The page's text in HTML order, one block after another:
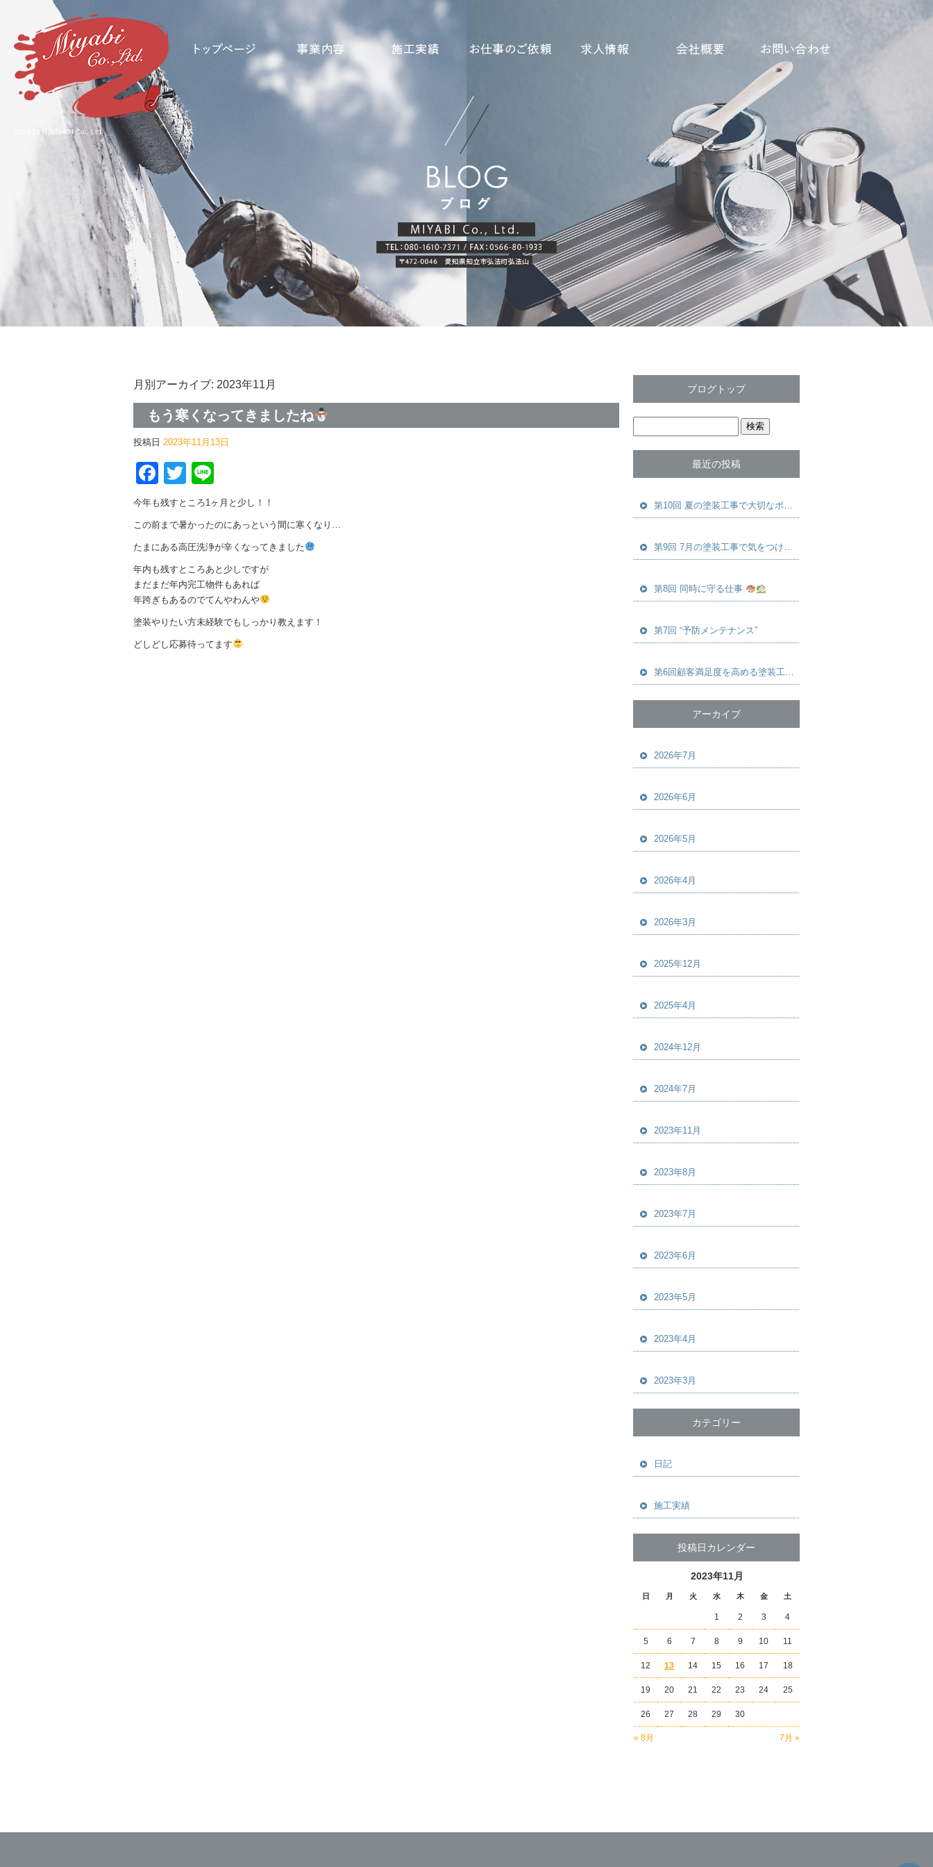
2023 11月|MIYABI Co., Ltd.
月別アーカイブ: 2023年11月
もう寒くなってきましたね
投稿日 2023年11月13日
Facebook
Twitter
今年も残すところ1ヶ月と少し！！
この前まで暑かったのにあっという間に寒くなり…
たまにある高圧洗浄が辛くなってきました
年内も残すところあと少しですが
まだまだ年内完工物件もあれば
年跨ぎもあるのでてんやわんや
塗装やりたい方未経験でもしっかり教えます！
どしどし応募待ってます
ブログトップ
最近の投稿
第10回 夏の塗装工事で大切なポイントとメンテナンス
第9回 7月の塗装工事で気をつけたいポイント
第8回 同時に守る仕事
第7回 “予防メンテナンス”
第6回顧客満足度を高める塗装工事のヒアリングとは？ 本当に喜ばれる提案のつくり方
アーカイブ
2026年7月
2026年6月
2026年5月
2026年4月
2026年3月
2025年12月
2025年4月
2024年12月
2024年7月
2023年11月
2023年8月
2023年7月
2023年6月
2023年5月
2023年4月
2023年3月
カテゴリー
日記
施工実績
投稿日カレンダー
2023年11月
日 月 火 水 木 金 土
« 8月 7月 »
1 2 3 4
5 6 7 8 9 10 11
12 13 14 15 16 17 18
19 20 21 22 23 24 25
26 27 28 29 30